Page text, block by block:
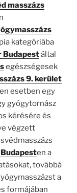
masszázs
kategóriába
Budapestáltal
egészségesek
9. kerület
esetben egy
gyógytornász
kérésére és
végzett
en a
továbbá
a
formájában